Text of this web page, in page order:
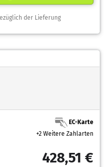
der Lieferung
EC-Karte
+2 Weitere Zahlarten
428,51 €